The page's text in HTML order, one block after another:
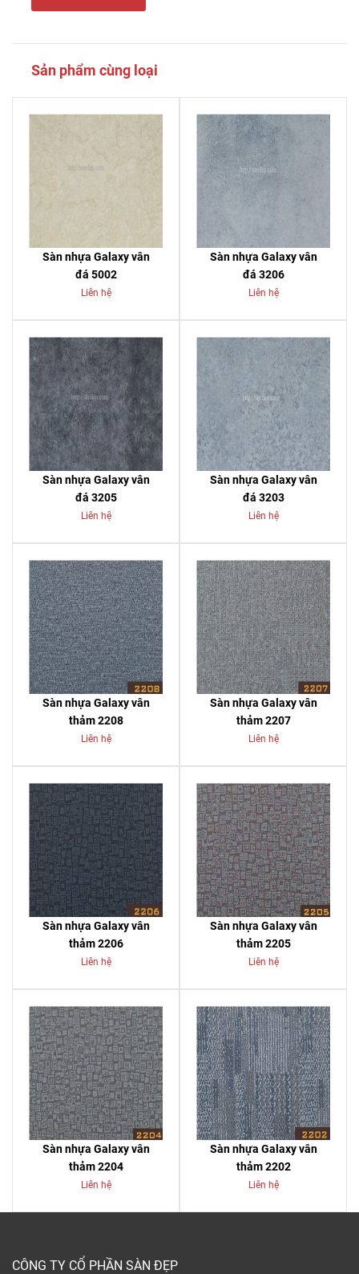
Sản phẩm cùng loại
Sàn nhựa Galaxy vân
đá 5002
Liên hệ
Sàn nhựa Galaxy vân
đá 3206
Liên hệ
Sàn nhựa Galaxy vân
đá 3205
Liên hệ
Sàn nhựa Galaxy vân
đá 3203
Liên hệ
Sàn nhựa Galaxy vân
thảm 2208
Liên hệ
Sàn nhựa Galaxy vân
thảm 2207
Liên hệ
Sàn nhựa Galaxy vân
thảm 2206
Liên hệ
Sàn nhựa Galaxy vân
thảm 2205
Liên hệ
Sàn nhựa Galaxy vân
thảm 2204
Liên hệ
Sàn nhựa Galaxy vân
thảm 2202
Liên hệ
CÔNG TY CỔ PHẦN SÀN ĐẸP